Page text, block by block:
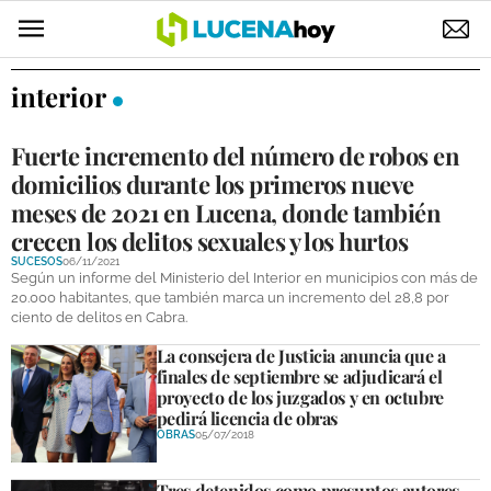
POLÍTICA
ELECCIONES
SUCESOS
ECONOMÍA
DESARROLLO LOCAL
LUCENA EMPRESAS
OCIO
COFRADÍAS
interior
Fuerte incremento del número de robos en
domicilios durante los primeros nueve
meses de 2021 en Lucena, donde también
crecen los delitos sexuales y los hurtos
SUCESOS06/11/2021
Según un informe del Ministerio del Interior en municipios con más de
20.000 habitantes, que también marca un incremento del 28,8 por
ciento de delitos en Cabra.
La consejera de Justicia anuncia que a
finales de septiembre se adjudicará el
proyecto de los juzgados y en octubre
pedirá licencia de obras
OBRAS05/07/2018